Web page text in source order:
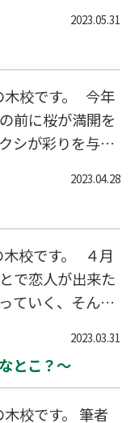
のちょっとした
思う」を英語
思い浮かべ
せんよね💦 そ
雨はなぜ”梅”の
梅”の漢字が使わ
います。 諸説と
熟す頃だったか
梅の実が熟す頃
”の字が使われる
2つ目は湿気で
2023.05.31
木校です。 今年
前に桜が満開を
シが彩りを与え
じないというこ
やかな花の季
にある葉に注目
どれも同じじゃ
」なんて言わず
みると、黄緑が
な形があること
的に放射状に広
だったり、…
2023.04.28
木校です。 ４月
で恋人が出来た
ていく、そんな
はどういったも
クのオスは、
前で美しく大き
2023.03.31
とこ？～
校です。 筆者